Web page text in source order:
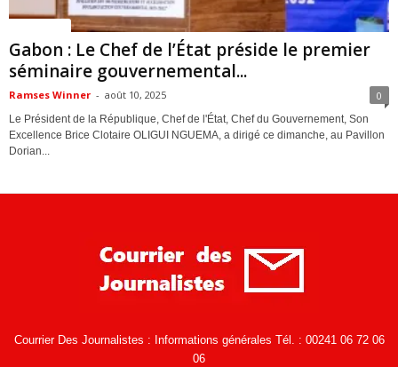
Gabon : Le Chef de l’État préside le premier
séminaire gouvernemental...
Ramses Winner - août 10, 2025 0
Le Président de la République, Chef de l'État, Chef du Gouvernement, Son
Excellence Brice Clotaire OLIGUI NGUEMA, a dirigé ce dimanche, au Pavillon
Dorian...
Courrier Des Journalistes : Informations générales Tél. : 00241 06 72 06
06